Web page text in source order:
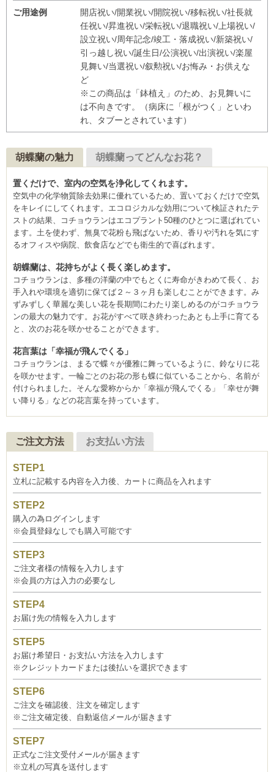
ご用途例
開店祝い/開業祝い/開院祝い/移転祝い/社長就
任祝い/昇進祝い/栄転祝い/退職祝い/上場祝い/
設立祝い/周年記念/竣工・落成祝い/新築祝い/
引っ越し祝い/誕生日/公演祝い/出演祝い/楽屋
見舞い/当選祝い/叙勲祝い/お悔み・お供えな
ど
※この商品は「鉢植え」のため、お見舞いに
は不向きです。（病床に「根がつく」といわ
れ、タブーとされています）
胡蝶蘭の魅力 胡蝶蘭ってどんなお花？
置くだけで、室内の空気を浄化してくれます。
空気中の化学物質除去効果に優れているため、置いておくだけで空気
をキレイにしてくれます。エコロジカルな効用について検証されたテ
ストの結果、コチョウランはエコプラント50種のひとつに選ばれてい
ます。土を使わず、無臭で花粉も飛ばないため、香りや汚れを気にす
るオフィスや病院、飲食店などでも衛生的で喜ばれます。
胡蝶蘭は、花持ちがよく長く楽しめます。
コチョウランは、多種の洋蘭の中でもとくに寿命がきわめて長く、お
手入れや環境を適切に保てば２～３ヶ月も楽しむことができます。み
ずみずしく華麗な美しい花を長期間にわたり楽しめるのがコチョウラ
ンの最大の魅力です。お花がすべて咲き終わったあとも上手に育てる
と、次のお花を咲かせることができます。
花言葉は「幸福が飛んでくる」
コチョウランは、まるで蝶々が優雅に舞っているように、鈴なりに花
を咲かせます。一輪ごとのお花の形も蝶に似ていることから、名前が
付けられました。そんな愛称からか「幸福が飛んでくる」「幸せが舞
い降りる」などの花言葉を持っています。
ご注文方法 お支払い方法
立札に記載する内容を入力後、カートに商品を入れます
購入の為ログインします
※会員登録なしでも購入可能です
ご注文者様の情報を入力します
※会員の方は入力の必要なし
お届け先の情報を入力します
お届け希望日・お支払い方法を入力します
※クレジットカードまたは後払いを選択できます
ご注文を確認後、注文を確定します
※ご注文確定後、自動返信メールが届きます
正式なご注文受付メールが届きます
※立札の写真を送付します